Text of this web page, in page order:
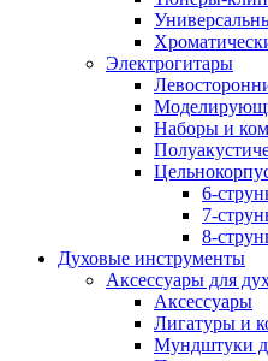
Электрогитары
Наборы и
6-
7-
8-
Духовые инструменты
Аксессуары для
Аксессуары
Лигатуры и
Мундштуки